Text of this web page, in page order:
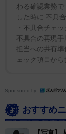
私たちは、こ
オリビアが私
祝福します。
本当に特別な
お守りください
わる確認業務
した時に 不具
・不具合チェ
不具合の再現
担当への共有準
ェック項目か
Sponsored by
おすすめ
【写真